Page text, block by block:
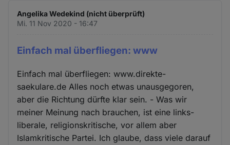
Angelika Wedekind (nicht überprüft)
Mi. 11 Nov 2020 - 16:47
Einfach mal überfliegen: www
Einfach mal überfliegen: www.direkte-
saekulare.de Alles noch etwas unausgegoren,
aber die Richtung dürfte klar sein. - Was wir
meiner Meinung nach brauchen, ist eine links-
liberale, religionskritische, vor allem aber
Islamkritische Partei. Ich glaube, dass viele darauf